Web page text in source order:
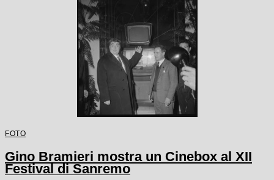
FOTO
Gino Bramieri mostra un Cinebox al XII
Festival di Sanremo